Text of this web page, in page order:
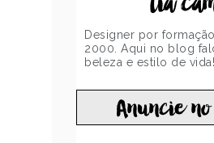
Designer por
2000. Aqui no blog
beleza e estilo de vida!
Anuncie